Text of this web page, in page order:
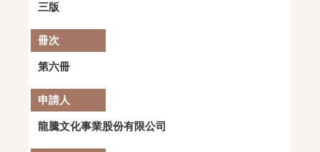
三版
第六冊
龍騰文化事業股份有限公司